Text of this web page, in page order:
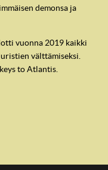
demonsa ja
vuonna 2019 kaikki
välttämiseksi.
to Atlantis.